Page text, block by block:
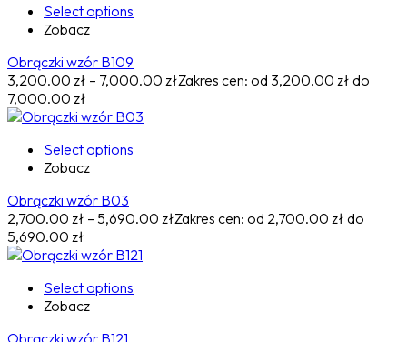
Select options
Zobacz
Obrączki wzór B109
3,200.00 zł – 7,000.00 złZakres cen: od 3,200.00 zł do
7,000.00 zł
Select options
Zobacz
Obrączki wzór B03
2,700.00 zł – 5,690.00 złZakres cen: od 2,700.00 zł do
5,690.00 zł
Select options
Zobacz